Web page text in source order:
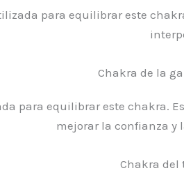
para equilibrar este
Chakra de la
para equilibrar este chakra.
mejorar la confianza y
Chakra del